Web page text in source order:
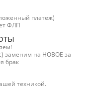
платеж)
ФЛП
заменим на НОВОЕ за
брак
техникой.